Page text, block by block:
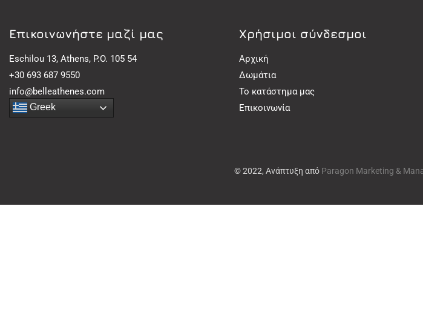
Eπικοινωνήστε μαζί μας
Eschilou 13, Athens, P.O. 105 54
+30 693 687 9550
info@belleathenes.com
Greek
Χρήσιμοι σύνδεσμοι
Αρχική
Δωμάτια
Το κατάστημα μας
Επικοινωνία
© 2022, Ανάπτυξη από Paragon Marketing &